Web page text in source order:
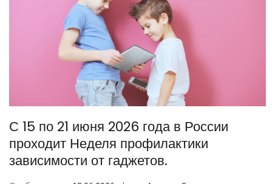
С 15 по 21 июня 2026 года в России
проходит Неделя профилактики
зависимости от гаджетов.